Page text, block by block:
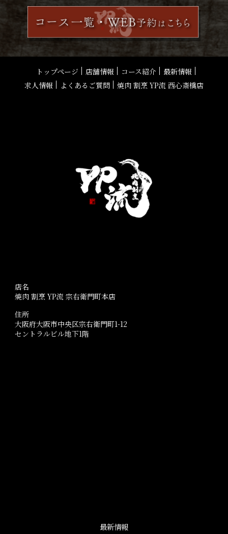
トップページ 店舗情報 コース紹介
最新情報
求人情報
よくあるご質問 焼肉 割烹 YP流 西心斎橋店
店名
焼肉 割烹 YP流 宗右衛門町本店
住所
大阪府大阪市中央区宗右衛門町1-12
セントラルビル地下1階
最新情報